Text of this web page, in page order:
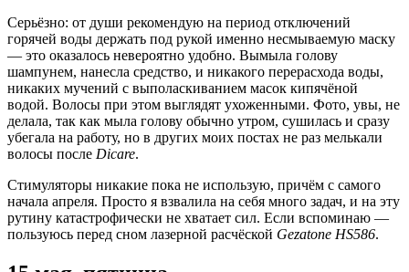
Серьёзно: от души рекомендую на период отключений
горячей воды держать под рукой именно несмываемую маску
— это оказалось невероятно удобно. Вымыла голову
шампунем, нанесла средство, и никакого перерасхода воды,
никаких мучений с выполаскиванием масок кипячёной
водой. Волосы при этом выглядят ухоженными. Фото, увы, не
делала, так как мыла голову обычно утром, сушилась и сразу
убегала на работу, но в других моих постах не раз мелькали
волосы после Dicare.
Стимуляторы никакие пока не использую, причём с самого
начала апреля. Просто я взвалила на себя много задач, и на эту
рутину катастрофически не хватает сил. Если вспоминаю —
пользуюсь перед сном лазерной расчёской Gezatone HS586.